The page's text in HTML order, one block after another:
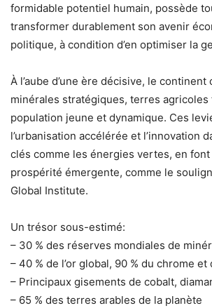
formidable potentiel humain, possède
transformer durablement son avenir
politique, à condition d’en optimiser la
À l’aube d’une ère décisive, le
minérales stratégiques, terres
population jeune et dynamique. Ces
l’urbanisation accélérée et l’innovation
clés comme les énergies vertes, en
prospérité émergente, comme le
Global Institute.
Un trésor sous-estimé:
– 30 % des réserves mondiales de
– 40 % de l’or global, 90 % du chrome et
– Principaux gisements de cobalt,
– 65 % des terres arables de la planète